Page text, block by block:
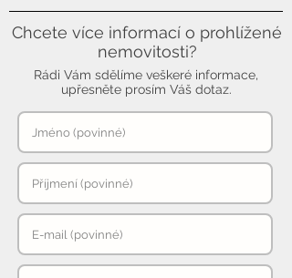
Chcete více informací o prohlížené
nemovitosti?
Rádi Vám sdělíme veškeré informace,
upřesněte prosím Váš dotaz.